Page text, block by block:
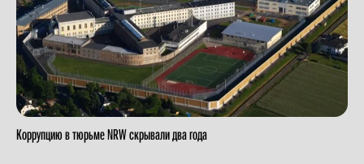
Коррупцию в тюрьме NRW скрывали два года